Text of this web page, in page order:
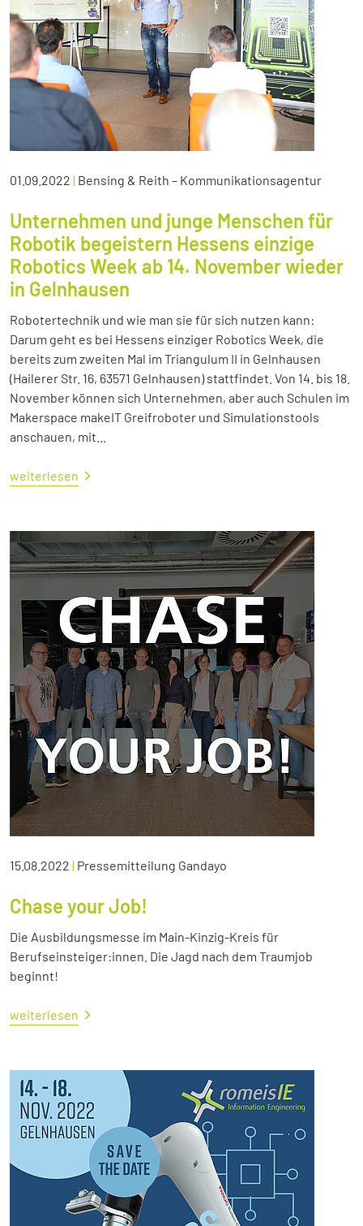
01.09.2022 | Bensing & Reith – Kommunikationsagentur
Unternehmen und junge Menschen für
Robotik begeistern Hessens einzige
Robotics Week ab 14. November wieder
in Gelnhausen
Robotertechnik und wie man sie für sich nutzen kann:
Darum geht es bei Hessens einziger Robotics Week, die
bereits zum zweiten Mal im Triangulum II in Gelnhausen
(Hailerer Str. 16, 63571 Gelnhausen) stattfindet. Von 14. bis 18.
November können sich Unternehmen, aber auch Schulen im
Makerspace makeIT Greifroboter und Simulationstools
anschauen, mit...
weiterlesen
15.08.2022 | Pressemitteilung Gandayo
Chase your Job!
Die Ausbildungsmesse im Main-Kinzig-Kreis für
Berufseinsteiger:innen. Die Jagd nach dem Traumjob
beginnt!
weiterlesen